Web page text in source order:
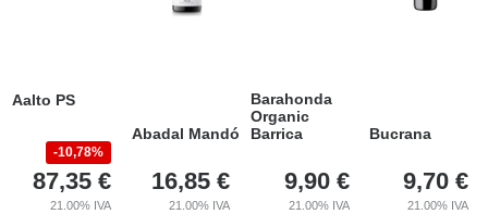
Aalto PS
10,78%
87,35 €
21.00% IVA
Abadal Mandó
16,85 €
21.00% IVA
Barahonda
Organic
Barrica
9,90 €
21.00% IVA
Bucrana
9,70 €
21.00% IVA